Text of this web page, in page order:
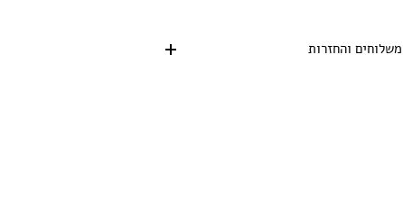
משלוחים והחזרות